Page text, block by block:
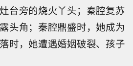
台旁的烧火丫头；秦腔复苏
头角；秦腔鼎盛时，她成为
时，她遭遇婚姻破裂、孩子